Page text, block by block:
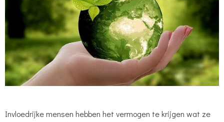
Invloedrijke mensen hebben het vermogen te krijgen wat ze